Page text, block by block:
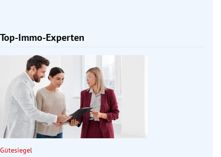
Top-Immo-Experten
Slide 1 von 1
Gütesiegel